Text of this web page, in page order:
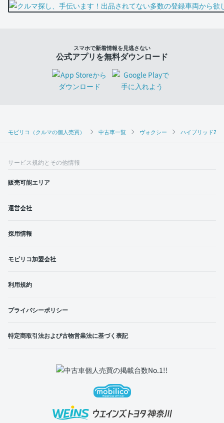
モビリコ（クルマの個人売買） 中古車一覧 ヴォクシー ハイブリッドZS
スマホで新着情報を見逃さない
公式アプリを無料ダウンロード
サービス規約とその他情報
販売可能エリア
運営会社
採用情報
モビリコ加盟会社
利用規約
プライバシーポリシー
特定商取引法および古物営業法に基づく表記